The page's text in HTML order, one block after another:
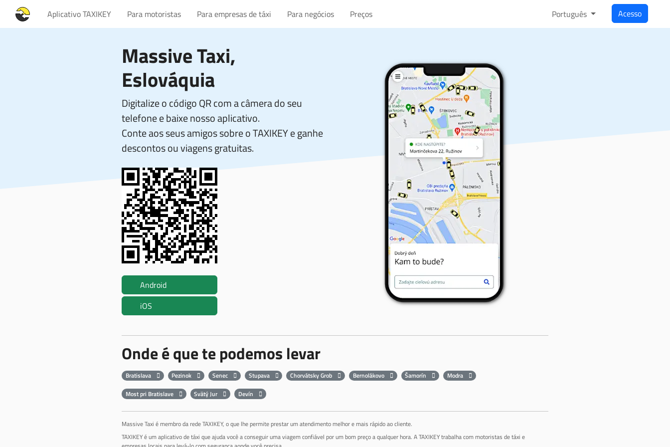
Aplicativo TAXIKEY Para motoristas Para empresas de táxi Para negócios Preços Português Acesso
Massive Taxi,
Eslováquia
Digitalize o código QR com a câmera do seu
telefone e baixe nosso aplicativo.
Conte aos seus amigos sobre o TAXIKEY e ganhe
descontos ou viagens gratuitas.
Android
iOS
Onde é que te podemos levar
Bratislava Pezinok Senec Stupava Chorvátsky Grob Bernolákovo Šamorín
Modra
Most pri Bratislave
Svätý Jur Devín
Massive Taxi é membro da rede TAXIKEY, o que lhe permite prestar um atendimento melhor e mais rápido ao cliente.
TAXIKEY é um aplicativo de táxi que ajuda você a conseguir uma viagem confiável por um bom preço a qualquer hora. A TAXIKEY trabalha com motoristas de táxi e